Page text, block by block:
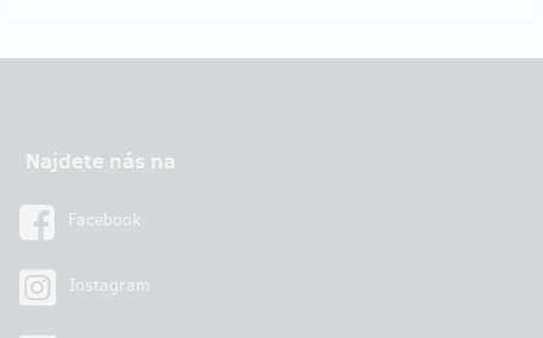
Najdete nás na
Facebook
Instagram